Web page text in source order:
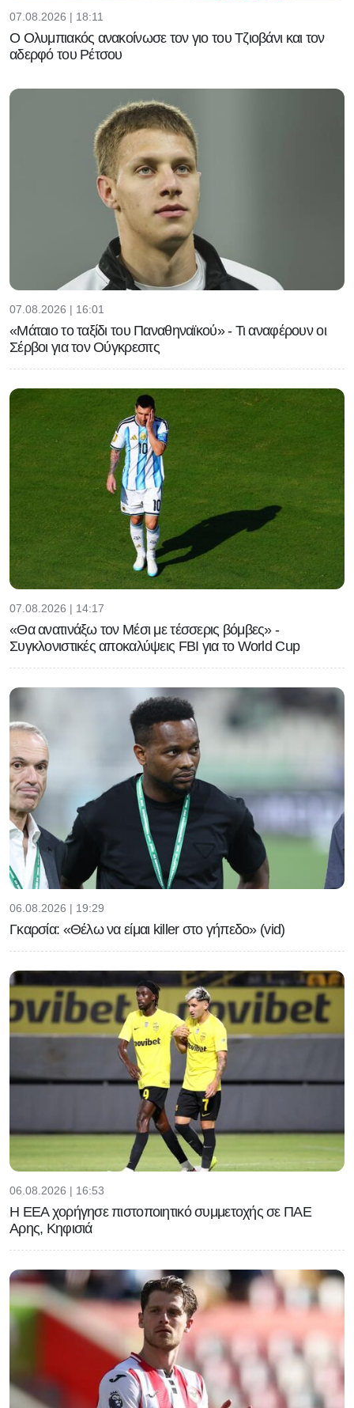
07.08.2026 | 18:11
Ο Ολυμπιακός ανακοίνωσε τον γιο του Τζιοβάνι και τον
αδερφό του Ρέτσου
07.08.2026 | 16:01
«Μάταιο το ταξίδι του Παναθηναϊκού» - Τι αναφέρουν οι
Σέρβοι για τον Ούγκρεσιτς
07.08.2026 | 14:17
«Θα ανατινάξω τον Μέσι με τέσσερις βόμβες» -
Συγκλονιστικές αποκαλύψεις FBI για το World Cup
06.08.2026 | 19:29
Γκαρσία: «Θέλω να είμαι killer στο γήπεδο» (vid)
06.08.2026 | 16:53
Η ΕΕΑ χορήγησε πιστοποιητικό συμμετοχής σε ΠΑΕ
Αρης, Κηφισιά